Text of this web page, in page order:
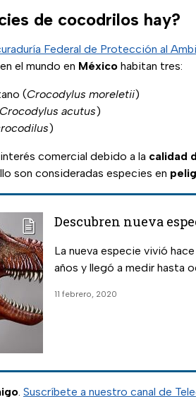
de cocodrilos hay?
Federal de Protección al
el mundo en México habitan tres:
(Crocodylus moreletii)
Crocodylus acutus)
)
comercial debido a la calidad
son consideradas especies en
Descubren nueva
La nueva especie vivió
años y llegó a medir hasta
11 febrero, 2020
. Suscríbete a nuestro canal de